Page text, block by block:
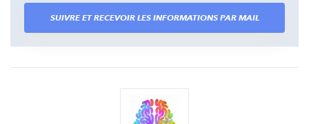
SUIVRE ET RECEVOIR LES INFORMATIONS PAR MAIL